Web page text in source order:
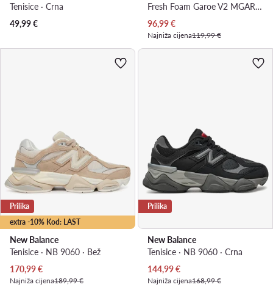
Tenisice · Crna
49,99€
Fresh Foam Garoe V2 MGARO1PX · Tenisice za trčanje
Trenutna cijena
96,99€
Najniža cijena119,99 €
extra -10% Kod: LAST
Prilika
New Balance
Tenisice · NB 9060 · Bež
Trenutna cijena
170,99€
Najniža cijena189,99 €
Prilika
New Balance
Tenisice · NB 9060 · Crna
Trenutna cijena
144,99€
Najniža cijena168,99 €